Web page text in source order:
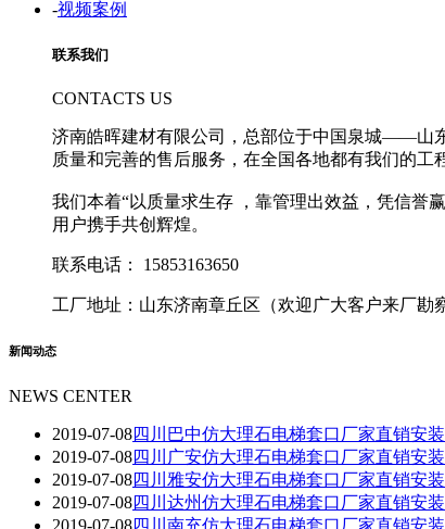
-视频案例
联系我们
CONTACTS US
济南皓晖建材有限公司，总部位于中国泉城——山
质量和完善的售后服务，在全国各地都有我们的工
我们本着“以质量求生存 ，靠管理出效益，凭信誉
用户携手共创辉煌。
联系电话： 15853163650
工厂地址：山东济南章丘区（欢迎广大客户来厂勘
新闻动态
NEWS CENTER
2019-07-08四川巴中仿大理石电梯套口厂家直销安装
2019-07-08四川广安仿大理石电梯套口厂家直销安装
2019-07-08四川雅安仿大理石电梯套口厂家直销安装
2019-07-08四川达州仿大理石电梯套口厂家直销安装
2019-07-08四川南充仿大理石电梯套口厂家直销安装